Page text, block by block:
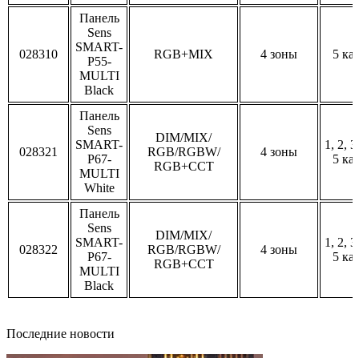
028310
Панель
Sens
SMART-
P55-
MULTI
Black
RGB+MIX 4 зоны 5
028321
Панель
Sens
SMART-
P67-
MULTI
White
DIM/MIX/
RGB/RGBW/
RGB+CCT
4 зоны
1, 2,
5
028322
Панель
Sens
SMART-
P67-
MULTI
Black
DIM/MIX/
RGB/RGBW/
RGB+CCT
4 зоны
1, 2,
5
Последние новости